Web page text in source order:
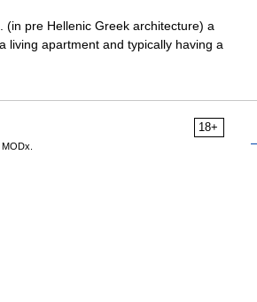
pre Hellenic Greek architecture) a
living apartment and typically having a
18+